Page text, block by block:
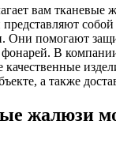
вам тканевые
Они помогают
фонарей. В
а также
жалюзи